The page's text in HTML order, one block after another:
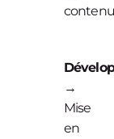
→
Mise
en